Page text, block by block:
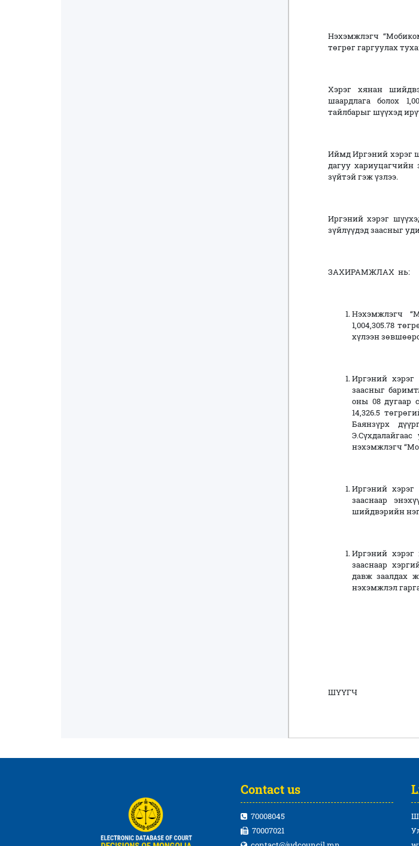
Нэхэмжлэгч
төгрөг гаргуулах
Хэрэг хянан
шаардлага болох
тайлбарыг шүүхэд
Иймд Иргэний хэрэг
дагуу
зүйтэй гэж үзлээ.
Иргэний хэрэг
зүйлүүдэд заасныг
ЗАХИРАМЖЛАХ нь:
Нэхэмжлэгч
1,004,305.78
хүлээн
Иргэний
заасныг
оны 08 дугаар
14,326.5
Баянзүрх
нэхэмжлэгч
Иргэний
зааснаар
шийдвэрийн
Иргэний
зааснаар
давж заалдах
нэхэмжлэл
ШҮҮГЧ
Contact us
70008045
70007021